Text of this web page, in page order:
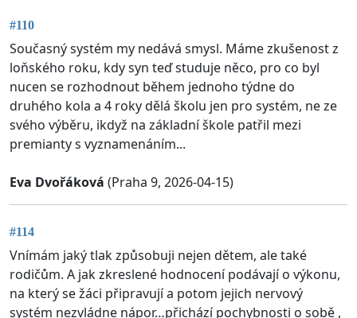
#110
Současný systém my nedává smysl. Máme zkušenost z
loňského roku, kdy syn teď studuje něco, pro co byl
nucen se rozhodnout během jednoho týdne do
druhého kola a 4 roky dělá školu jen pro systém, ne ze
svého výběru, ikdyž na základní škole patřil mezi
premianty s vyznamenáním...
Eva Dvořáková (Praha 9, 2026-04-15)
#114
Vnímám jaký tlak způsobuji nejen dětem, ale také
rodičům. A jak zkreslené hodnocení podávají o výkonu,
na který se žáci připravují a potom jejich nervový
systém nezvládne nápor…přichází pochybnosti o sobě ,